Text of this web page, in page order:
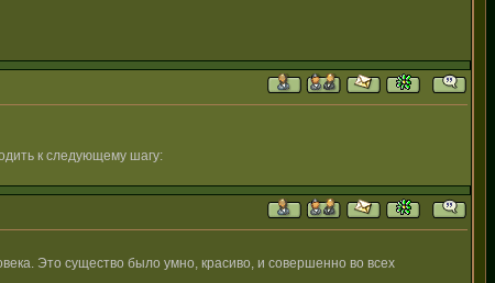
к следующему шагу:
Это существо было умно, красиво, и совершенно во всех